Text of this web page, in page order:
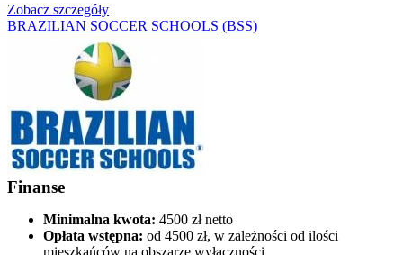
Zobacz szczegóły
BRAZILIAN SOCCER SCHOOLS (BSS)
Finanse
Minimalna kwota: 4500 zł netto
Opłata wstępna: od 4500 zł, w zależności od ilości
mieszkańców na obszarze wyłączności